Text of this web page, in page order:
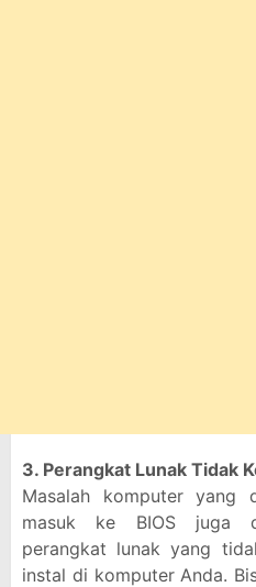
3. Perangkat Lunak Tidak
Masalah komputer
masuk ke BIOS juga
perangkat lunak yang
instal di komputer Anda.